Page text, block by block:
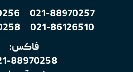
021-88970257
021-86126510
فاکس:
88970258